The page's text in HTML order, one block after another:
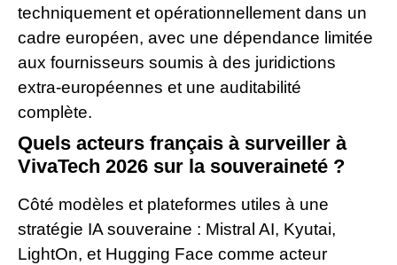
techniquement et opérationnellement dans un
cadre européen, avec une dépendance limitée
aux fournisseurs soumis à des juridictions
extra-européennes et une auditabilité
complète.
Quels acteurs français à surveiller à
VivaTech 2026 sur la souveraineté ?
Côté modèles et plateformes utiles à une
stratégie IA souveraine : Mistral AI, Kyutai,
LightOn, et Hugging Face comme acteur